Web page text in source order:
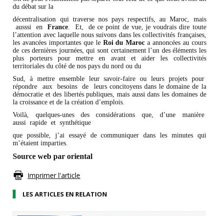
du débat sur la
décentralisation qui traverse nos pays respectifs, au Maroc, mais
ausssi enFrance. Et, de ce point de vue, je voudrais dire toute
l’attention avec laquelle nous suivons dans les collectivités françaises,
les avancées importantes que le Roi du Maroc a annoncées au cours
de ces dernières journées, qui sont certainement l’un des éléments les
plus porteurs pour mettre en avant et aider les collectivités
territoriales du côté de nos pays du nord ou du
Sud, à mettre ensemble leur savoir-faire ou leurs projets pour
répondre aux besoins de leurs concitoyens dans le domaine de la
démocratie et des libertés publiques, mais aussi dans les domaines de
la croissance et de la création d’emplois.
Voilà, quelques-unes des considérations que, d’une manière
aussi rapide et synthétique
que possible, j’ai essayé de communiquer dans les minutes qui
m’étaient imparties.
Source web par oriental
Imprimer l'article
LES ARTICLES EN RELATION